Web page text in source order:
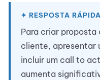
Para criar
cliente, apresentar
incluir um call to
aumenta